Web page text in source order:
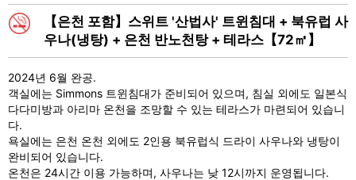
vi
o
u
s
xt
【은천 포함】스위트 '산법사' 트윈침대 + 북유럽 사
우나(냉탕) + 은천 반노천탕 + 테라스【72㎡】
2024년 6월 완공.
객실에는 Simmons 트윈침대가 준비되어 있으며, 침실 외에도 일본식
다다미방과 아리마 온천을 조망할 수 있는 테라스가 마련되어 있습니
다.
욕실에는 은천 온천 외에도 2인용 북유럽식 드라이 사우나와 냉탕이
완비되어 있습니다.
온천은 24시간 이용 가능하며, 사우나는 낮 12시까지 운영됩니다.